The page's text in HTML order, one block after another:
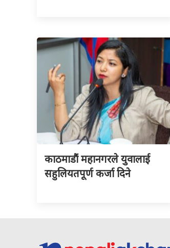
काठमाडौं महानगरले युवालाई
सहुलियतपूर्ण कर्जा दिने